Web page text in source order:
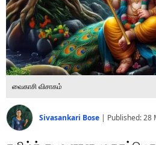
போட்டோ கேலரி
வைகாசி விசாகம்
Sivasankari Bose | Published:28